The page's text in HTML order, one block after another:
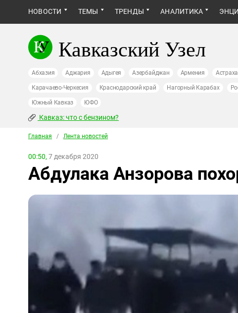
НОВОСТИ ТЕМЫ ТРЕНДЫ АНАЛИТИКА
Кавказский Узел
Абхазия Аджария Адыгея Азербайджан Армения
Карачаево-Черкесия Краснодарский край Нагорный Карабах
Южный Кавказ ЮФО
Кавказ: что с бензином?
Главная / Лента новостей
00:50, 7 декабря 2020
Абдулака Анзорова